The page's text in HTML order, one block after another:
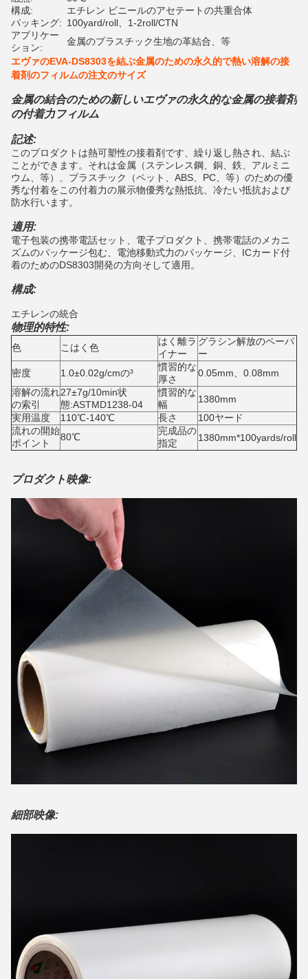
構成:
エチレン ビニールのアセテートの共重合体
パッキング: 100yard/roll、1-2roll/CTN
アプリケー
ション:
金属のプラスチック生地の革結合、等
エヴァのEVA-DS8303を結ぶ金属のための永久的で熱い溶解の接
着剤のフィルムの注文のサイズ
金属の結合のための新しいエヴァの永久的な金属の接着剤
の付着力フィルム
記述:
このプロダクトは熱可塑性の接着剤です、繰り返し熱され、結ぶ
ことができます。それは金属（ステンレス鋼、銅、鉄、アルミニ
ウム、等）、プラスチック（ペット、ABS、PC、等）のための優
秀な付着をこの付着力の展示物優秀な熱抵抗、冷たい抵抗および
防水行います。
適用:
電子包装の携帯電話セット、電子プロダクト、携帯電話のメカニ
ズムのパッケージ包む、電池移動式力のパッケージ、ICカード付
着のためのDS8303開発の方向そして適用。
構成:
エチレンの統合
物理的特性:
色 こはく色
はく離ラ
イナー
グラシン解放のペーパ
ー
密度
1.0±0.02g/cmの³
慣習的な
厚さ
0.05mm、0.08mm
溶解の流れ
の索引
27±7g/10min状
態:ASTMD1238-04
慣習的な
幅
1380mm
実用温度
110℃-140℃ 長さ
100ヤード
流れの開始
ポイント
80℃
完成品の
指定
1380mm*100yards/roll
プロダクト映像:
細部映像: